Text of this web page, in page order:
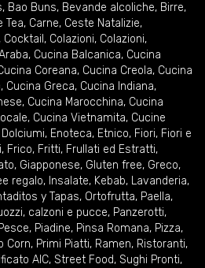
, Bao Buns, Bevande alcoliche, Birre,
Tea, Carne, Ceste Natalizie,
, Cocktail , Colazioni, Colazioni,
, Cucina Balcanica, Cucina
Coreana, Cucina Creola, Cucina
, Cucina Greca, Cucina Indiana,
, Cucina Marocchina, Cucina
, Cucina Vietnamita, Cucine
Dolciumi, Enoteca, Etnico, Fiori, Fiori e
, Frico, Fritti, Frullati ed Estratti,
, Giapponese, Gluten free, Greco,
regalo, Insalate, Kebab, Lavanderia,
y Tapas, Ortofrutta, Paella,
calzoni e pucce, Panzerotti,
, Piadine, Pinsa Romana, Pizza,
Corn, Primi Piatti, Ramen, Ristoranti,
AIC, Street Food, Sughi Pronti,